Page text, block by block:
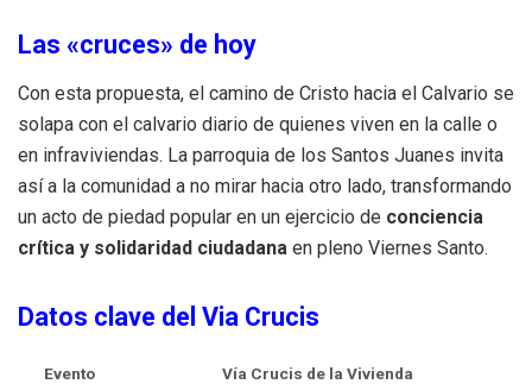
Las «cruces» de hoy
Con esta propuesta, el camino de Cristo hacia el Calvario se
solapa con el calvario diario de quienes viven en la calle o
en infraviviendas. La parroquia de los Santos Juanes invita
así a la comunidad a no mirar hacia otro lado, transformando
un acto de piedad popular en un ejercicio de conciencia
crítica y solidaridad ciudadana en pleno Viernes Santo.
Datos clave del Via Crucis
Evento Vía Crucis de la Vivienda